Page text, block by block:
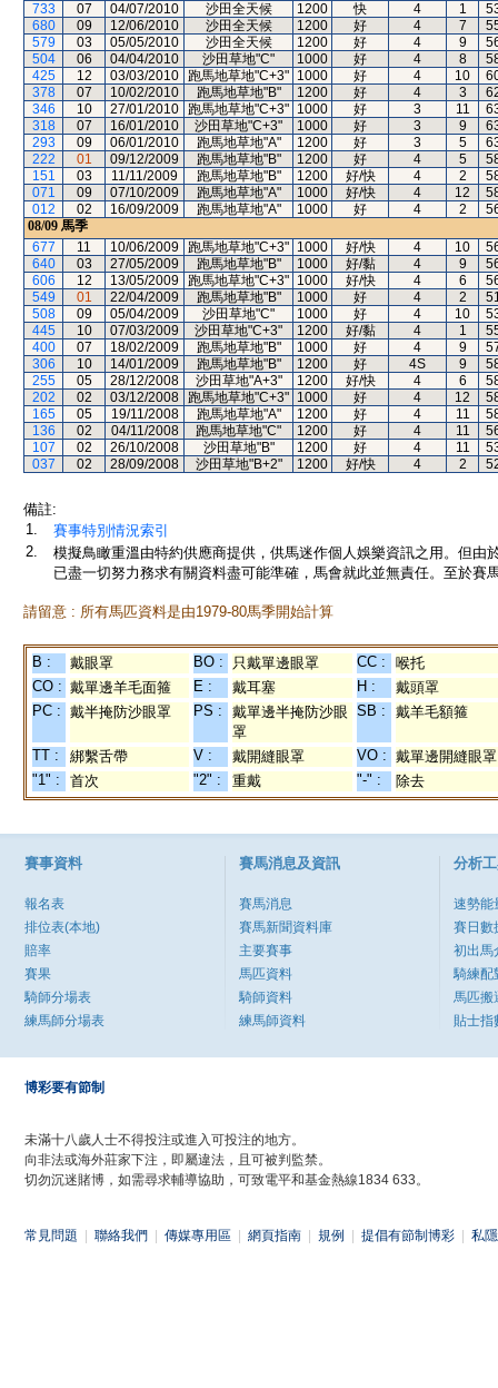
733
07 04/07/2010 沙田全天候 1200 快 4 1
680
09 12/06/2010 沙田全天候 1200 好 4 7
579
03 05/05/2010 沙田全天候 1200 好 4 9
504
06 04/04/2010 沙田草地"C" 1000 好 4 8
425
12 03/03/2010 跑馬地草地"C+3" 1000 好 4 10
378
07 10/02/2010 跑馬地草地"B" 1200 好 4 3
346
10 27/01/2010 跑馬地草地"C+3" 1000 好 3 11
318
07 16/01/2010 沙田草地"C+3" 1000 好 3 9
293
09 06/01/2010 跑馬地草地"A" 1200 好 3 5
222
01 09/12/2009 跑馬地草地"B" 1200 好 4 5
151
03 11/11/2009 跑馬地草地"B" 1200 好/快 4 2
071
09 07/10/2009 跑馬地草地"A" 1000 好/快 4 12
012
02 16/09/2009 跑馬地草地"A" 1000 好 4 2
08/09 馬季
677
11 10/06/2009 跑馬地草地"C+3" 1000 好/快 4 10
640
03 27/05/2009 跑馬地草地"B" 1000 好/黏 4 9
606
12 13/05/2009 跑馬地草地"C+3" 1000 好/快 4 6
549
01 22/04/2009 跑馬地草地"B" 1000 好 4 2
508
09 05/04/2009 沙田草地"C" 1000 好 4 10
445
10 07/03/2009 沙田草地"C+3" 1200 好/黏 4 1
400
07 18/02/2009 跑馬地草地"B" 1000 好 4 9
306
10 14/01/2009 跑馬地草地"B" 1200 好 4S 9
255
05 28/12/2008 沙田草地"A+3" 1200 好/快 4 6
202
02 03/12/2008 跑馬地草地"C+3" 1000 好 4 12
165
05 19/11/2008 跑馬地草地"A" 1200 好 4 11
136
02 04/11/2008 跑馬地草地"C" 1200 好 4 11
107
02 26/10/2008 沙田草地"B" 1200 好 4 11
037
02 28/09/2008 沙田草地"B+2" 1200 好/快 4 2
備註:
1.
賽事特別情況索引
2.
模擬鳥瞰重溫由特約供應商提供，供馬迷作個人娛樂資訊之用。但
已盡一切努力務求有關資料盡可能準確，馬會就此並無責任。至於賽
請留意 : 所有馬匹資料是由1979-80馬季開始計算
B : 戴眼罩 BO : 只戴單邊眼罩 CC :
喉托
CO : 戴單邊羊毛面箍 E : 戴耳塞 H :
戴頭罩
PC : 戴半掩防沙眼罩 PS :
戴單邊半掩防沙眼
罩
SB : 戴羊毛額箍
TT : 綁繫舌帶 V : 戴開縫眼罩 VO : 戴單邊開縫眼罩
"1" :
首次 "2" : 重戴 "-" : 除去
賽事資料
報名表
排位表(本地)
賠率
賽果
騎師分場表
練馬師分場表
賽馬消息及資訊
賽馬消息
賽馬新聞資料庫
主要賽事
馬匹資料
騎師資料
練馬師資料
分析
速勢能
賽日數
初出馬
騎練配
馬匹搬
貼士指
博彩要有節制
未滿十八歲人士不得投注或進入可投注的地方。
向非法或海外莊家下注，即屬違法，且可被判監禁。
切勿沉迷賭博，如需尋求輔導協助，可致電平和基金熱線1834 633。
常見問題 聯絡我們 傳媒專用區 網頁指南 規例 提倡有節制博彩 私